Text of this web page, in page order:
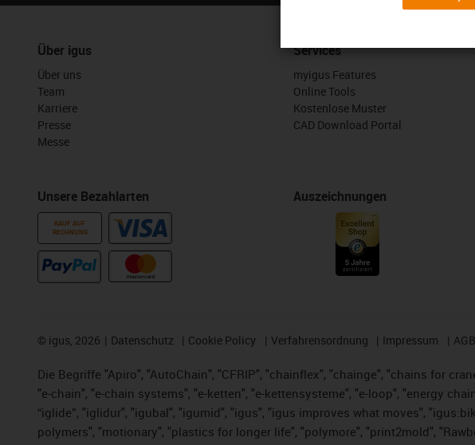
Über igus
Über uns
Team
Karriere
Presse
Messe
Unsere Bezahlarten
KAUF AUF
RECHNUNG
Services
myigus Features
Online Tools
Kostenlose Muster
CAD Download Portal
Auszeichnungen
© igus, 2026 Datenschutz Cookie Policy Verfahrensordnung Impressum AGB
Die Begriffe "Apiro", "AutoChain", "CFRIP", "chainflex", "chainge", "chains for
"e-chain", "e-chain systems", "e-ketten", "e-kettensysteme", "e-loop", "energy
“iglide”, "iglidur", "igubal", "igumid", "igus", "igus improves what moves",
polymers", "motionary", "plastics for longer life", "polymore", "print2mold",